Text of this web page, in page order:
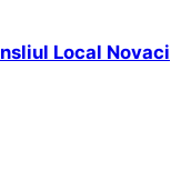
Local Novaci